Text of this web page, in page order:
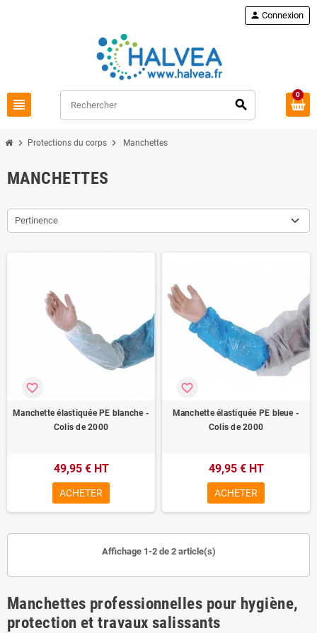
view_headline search
person Connexion
0
chevron_right Protections du corps chevron_right Manchettes
MANCHETTES
Pertinence
Manchette élastiquée PE blanche -
Colis de 2000
favorite_border
49,95 € HT
ACHETER
Manchette élastiquée PE bleue -
Colis de 2000
favorite_border
49,95 € HT
ACHETER
Affichage 1-2 de 2 article(s)
Manchettes professionnelles pour hygiène,
protection et travaux salissants